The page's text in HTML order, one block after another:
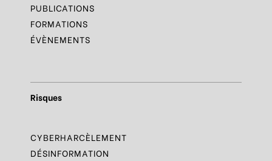
PUBLICATIONS
FORMATIONS
ÉVÈNEMENTS
Risques
CYBERHARCÈLEMENT
DÉSINFORMATION